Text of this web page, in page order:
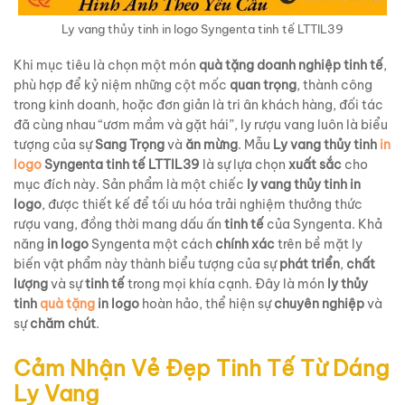
Ly vang thủy tinh in logo Syngenta tinh tế LTTIL39
Khi mục tiêu là chọn một món quà tặng doanh nghiệp tinh tế,
phù hợp để kỷ niệm những cột mốc quan trọng, thành công
trong kinh doanh, hoặc đơn giản là tri ân khách hàng, đối tác
đã cùng nhau “ươm mầm và gặt hái”, ly rượu vang luôn là biểu
tượng của sựSang Trọngvà ăn mừng. Mẫu Ly vang thủy tinh in
logoSyngenta tinh tế LTTIL39 là sự lựa chọn xuất sắc cho
mục đích này. Sản phẩm là một chiếc ly vang thủy tinh in
logo, được thiết kế để tối ưu hóa trải nghiệm thưởng thức
rượu vang, đồng thời mang dấu ấn tinh tế của Syngenta. Khả
năng in logo Syngenta một cách chính xáctrên bề mặt ly
biến vật phẩm này thành biểu tượng của sựphát triển, chất
lượngvà sựtinh tếtrong mọi khía cạnh. Đây là món ly thủy
tinh quà tặng in logo hoàn hảo, thể hiện sựchuyên nghiệpvà
sựchăm chút.
Cảm Nhận Vẻ Đẹp Tinh Tế Từ Dáng
Ly Vang